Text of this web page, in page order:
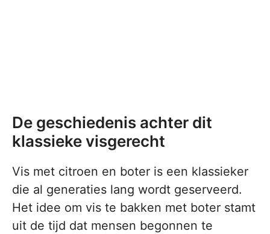
De geschiedenis achter dit
klassieke visgerecht
Vis met citroen en boter is een klassieker
die al generaties lang wordt geserveerd.
Het idee om vis te bakken met boter stamt
uit de tijd dat mensen begonnen te